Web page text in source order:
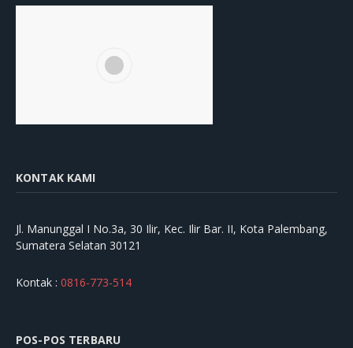
KONTAK KAMI
Jl. Manunggal I No.3a, 30 Ilir, Kec. Ilir Bar. II, Kota Palembang,
Sumatera Selatan 30121
Kontak : 0816-773-514
POS-POS TERBARU